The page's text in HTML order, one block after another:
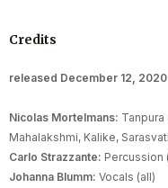
Credits
released December 12, 2020
Nicolas Mortelmans: Tanpura
Mahalakshmi, Kalike,
Carlo Strazzante: Percussion
Johanna Blumm: Vocals (all)